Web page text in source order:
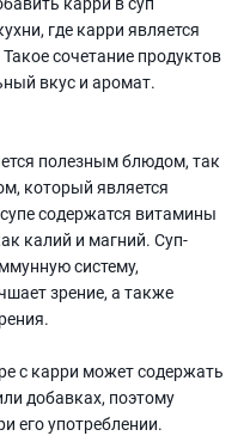
где карри является
сочетание продуктов
вкус и аромат.
полезным блюдом, так
который является
содержатся витамины
калий и магний. Суп-
систему,
зрение, а также
с карри может содержать
добавках, поэтому
его употреблении.